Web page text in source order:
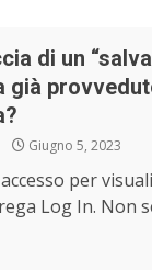
di un
già
Giugno 5, 2023
per
Log In. Non